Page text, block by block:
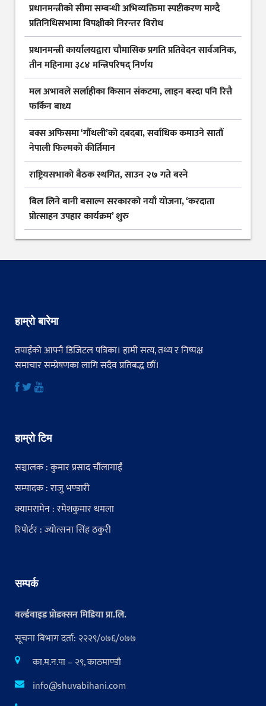
प्रधानमन्त्रीको सीमा सम्बन्धी अभिव्यक्तिमा स्पष्टीकरण माग्दै
प्रतिनिधिसभामा विपक्षीको निरन्तर विरोध
प्रधानमन्त्री कार्यालयद्वारा चौमासिक प्रगति प्रतिवेदन सार्वजनिक,
तीन महिनामा ३८४ मन्त्रिपरिषद् निर्णय
मल अभावले सर्लाहीका किसान संकटमा, लाइन बस्दा पनि रित्तै
फर्किन बाध्य
बक्स अफिसमा ‘गौंथली’को दबदबा, सर्वाधिक कमाउने सातौं
नेपाली फिल्मको कीर्तिमान
राष्ट्रियसभाको बैठक स्थगित, साउन २७ गते बस्ने
बिल लिने बानी बसाल्न सरकारको नयाँ योजना, ‘करदाता
प्रोत्साहन उपहार कार्यक्रम’ शुरु
हाम्रो बारेमा
तपाईंको आफ्नै डिजिटल पत्रिका। हामी सत्य, तथ्य र निष्पक्ष
समाचार सम्प्रेषणका लागि सदैव प्रतिबद्ध छौं।
हाम्रो टिम
सञ्चालक : कुमार प्रसाद चौंलागाईं
सम्पादक : राजु भण्डारी
क्यामरामेन : रमेशकुमार धमला
रिपोर्टर : ज्योत्सना सिंह ठकुरी
सम्पर्क
वर्ल्डवाइड प्रोडक्सन मिडिया प्रा.लि.
सूचना बिभाग दर्ता: २२२९/०७६/०७७
का.म.न.पा – २९, काठमाण्डौ
info@shuvabihani.com